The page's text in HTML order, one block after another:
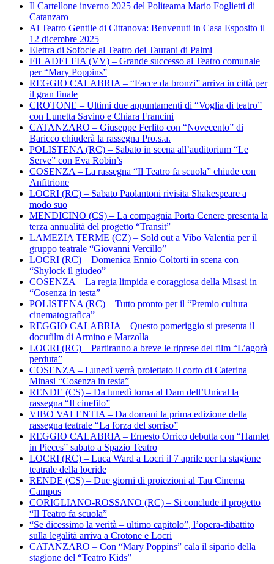
Il Cartellone inverno 2025 del Politeama Mario Foglietti di
Catanzaro
Al Teatro Gentile di Cittanova: Benvenuti in Casa Esposito il
12 dicembre 2025
Elettra di Sofocle al Teatro dei Taurani di Palmi
FILADELFIA (VV) – Grande successo al Teatro comunale
per “Mary Poppins”
REGGIO CALABRIA – “Facce da bronzi” arriva in città per
il gran finale
CROTONE – Ultimi due appuntamenti di “Voglia di teatro”
con Lunetta Savino e Chiara Francini
CATANZARO – Giuseppe Ferlito con “Novecento” di
Baricco chiuderà la rassegna Pro.s.a.
POLISTENA (RC) – Sabato in scena all’auditorium “Le
Serve” con Eva Robin’s
COSENZA – La rassegna “Il Teatro fa scuola” chiude con
Anfitrione
LOCRI (RC) – Sabato Paolantoni rivisita Shakespeare a
modo suo
MENDICINO (CS) – La compagnia Porta Cenere presenta la
terza annualità del progetto “Transit”
LAMEZIA TERME (CZ) – Sold out a Vibo Valentia per il
gruppo teatrale “Giovanni Vercillo”
LOCRI (RC) – Domenica Ennio Coltorti in scena con
“Shylock il giudeo”
COSENZA – La regia limpida e coraggiosa della Misasi in
“Cosenza in testa”
POLISTENA (RC) – Tutto pronto per il “Premio cultura
cinematografica”
REGGIO CALABRIA – Questo pomeriggio si presenta il
docufilm di Armino e Marzolla
LOCRI (RC) – Partiranno a breve le riprese del film “L’agorà
perduta”
COSENZA – Lunedì verrà proiettato il corto di Caterina
Minasi “Cosenza in testa”
RENDE (CS) – Da lunedì torna al Dam dell’Unical la
rassegna “Il cinefilo”
VIBO VALENTIA – Da domani la prima edizione della
rassegna teatrale “La forza del sorriso”
REGGIO CALABRIA – Ernesto Orrico debutta con “Hamlet
in Pieces” sabato a Spazio Teatro
LOCRI (RC) – Luca Ward a Locri il 7 aprile per la stagione
teatrale della locride
RENDE (CS) – Due giorni di proiezioni al Tau Cinema
Campus
CORIGLIANO-ROSSANO (RC) – Si conclude il progetto
“Il Teatro fa scuola”
“Se dicessimo la verità – ultimo capitolo”, l’opera-dibattito
sulla legalità arriva a Crotone e Locri
CATANZARO – Con “Mary Poppins” cala il sipario della
stagione del “Teatro Kids”